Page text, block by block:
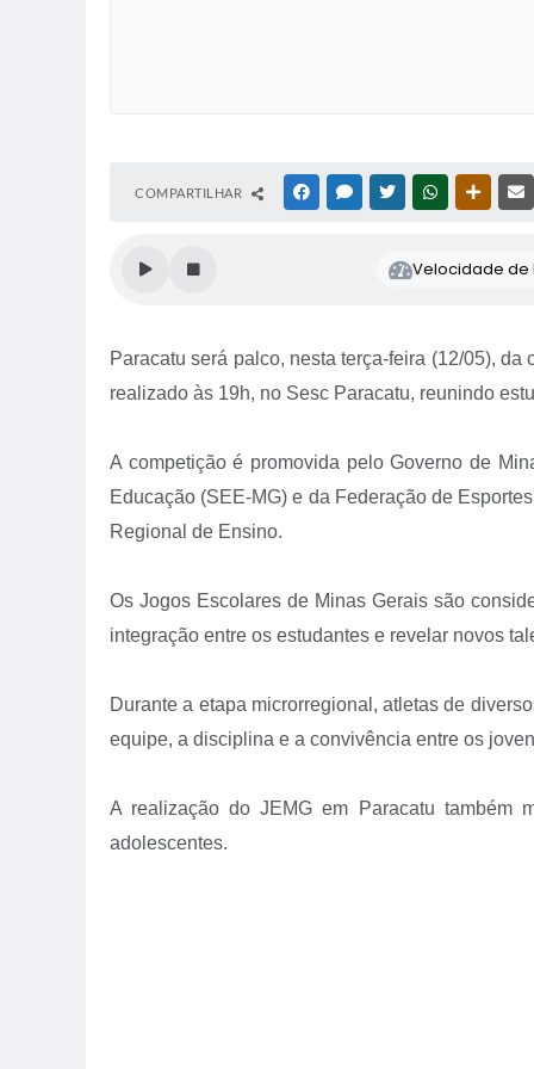
COMPARTILHAR FACEBOOKMESSENGER
TWITTERWHATSAPP
Velocidade de
Paracatu será palco, nesta terça-feira (12/05),
realizado às 19h, no Sesc Paracatu, reunindo
A competição é promovida pelo Governo de
Educação (SEE-MG) e da Federação de
Regional de Ensino.
Os Jogos Escolares de Minas Gerais são
integração entre os estudantes e revelar novos
Durante a etapa microrregional, atletas de
equipe, a disciplina e a convivência entre os
A realização do JEMG em Paracatu também
adolescentes.